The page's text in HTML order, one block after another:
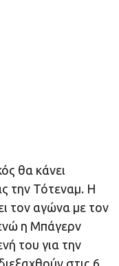
θα κάνει
την Τότεναμ. Η
τον αγώνα με τον
η Μπάγερν
του για την
στις 6,